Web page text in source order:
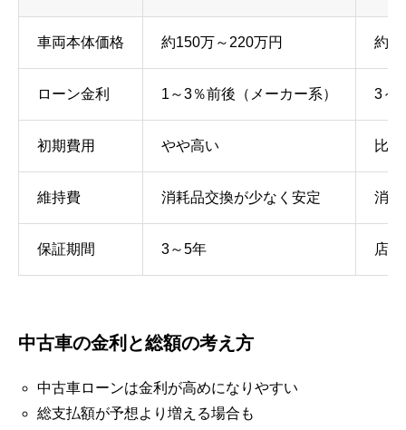
車両本体価格 約150万～220万円 約
ローン金利 1～3％前後（メーカー系） 3～
初期費用 やや高い 比
維持費 消耗品交換が少なく安定 消
保証期間 3～5年 店
中古車の金利と総額の考え方
中古車ローンは金利が高めになりやすい
総支払額が予想より増える場合も